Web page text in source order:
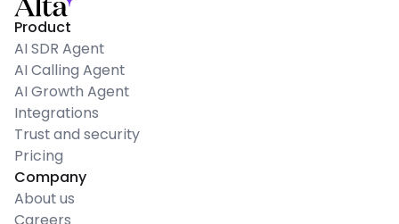
Product
AI SDR Agent
AI Calling Agent
AI Growth Agent
Integrations
Trust and security
Pricing
Company
About us